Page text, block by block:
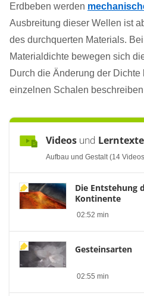
Erdbeben werden
Ausbreitung dieser Wellen ist
des durchquerten Materials.
Materialdichte bewegen sich
Durch die Änderung der
einzelnen Schalen
Videos und Lerntexte
Aufbau und Gestalt (14
Die Entstehung
Kontinente
02:52 min
Gesteinsarten
02:55 min